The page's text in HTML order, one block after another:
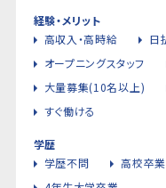
経験・メリット
高収入・高時給
日
オープニングスタッフ
大量募集(10名以上)
すぐ働ける
学歴
学歴不問
高校卒